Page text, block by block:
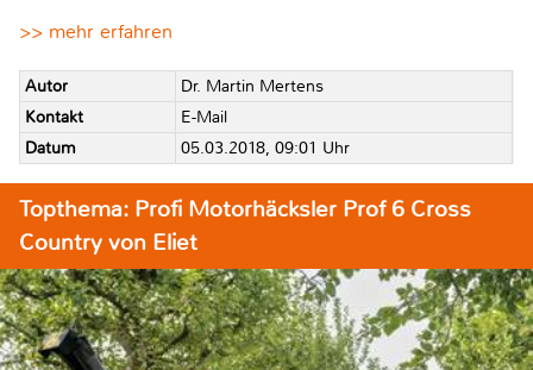
>> mehr erfahren
Autor
Dr. Martin Mertens
Kontakt
E-Mail
Datum
05.03.2018, 09:01 Uhr
Topthema: Profi Motorhäcksler Prof 6 Cross
Country von Eliet